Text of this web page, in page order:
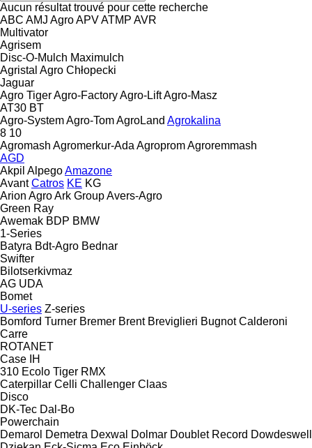
Aucun résultat trouvé pour cette recherche
ABC AMJ AgroAPVATMP AVR
Multivator
Agrisem
Disc-O-Mulch Maximulch
Agristal Agro Chłopecki
Jaguar
Agro TigerAgro-FactoryAgro-LiftAgro-Masz
AT30 BT
Agro-SystemAgro-TomAgroLand Agrokalina
8 10
Agromash Agromerkur-Ada AgropromAgroremmash
AGD
Akpil AlpegoAmazone
Avant Catros KE KG
Arion AgroArk GroupAvers-Agro
Green Ray
Awemak BDP BMW
1-Series
Batyra Bdt-Agro Bednar
Swifter
Bilotserkivmaz
AG UDA
Bomet
U-series Z-series
Bomford Turner Bremer Brent Breviglieri Bugnot Calderoni
Carre
ROTANET
Case IH
310 Ecolo Tiger RMX
Caterpillar Celli Challenger Claas
Disco
DK-Tec Dal-Bo
Powerchain
Demarol Demetra Dexwal Dolmar Doublet Record Dowdeswell